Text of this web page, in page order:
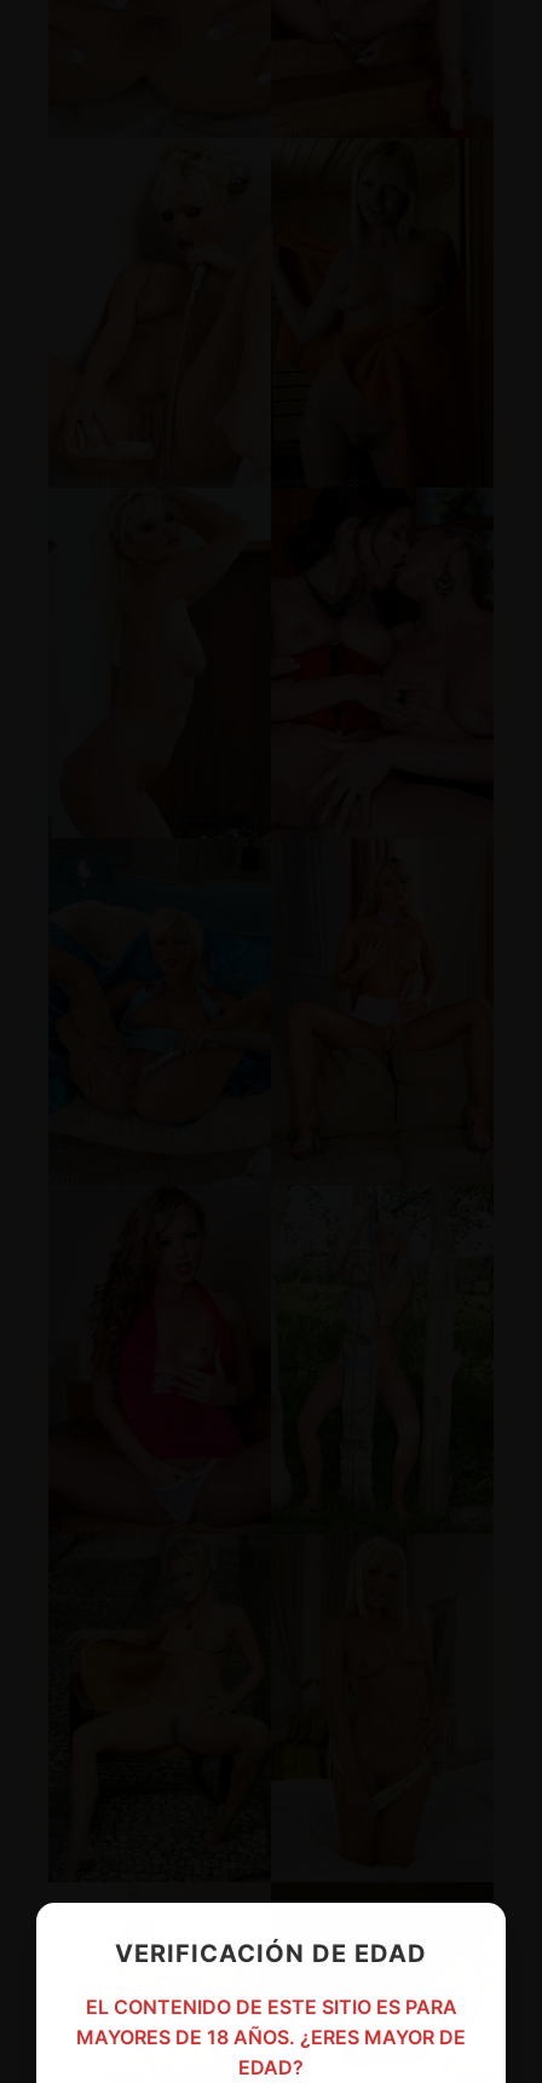
VERIFICACIÓN DE EDAD
EL CONTENIDO DE ESTE SITIO ES PARA
MAYORES DE 18 AÑOS. ¿ERES MAYOR DE
EDAD?